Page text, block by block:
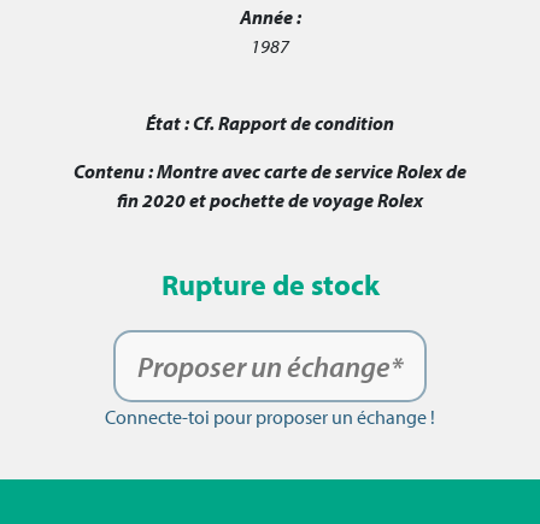
Année :
1987
État :Cf. Rapport de condition
Contenu :Montre avec carte de service Rolex de
fin 2020 et pochette de voyage Rolex
Rupture de stock
Proposer un échange*
Connecte-toi pour proposer un échange !